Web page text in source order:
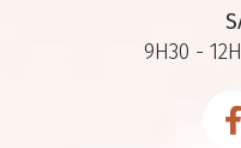
9H30 -